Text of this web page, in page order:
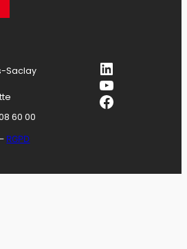
Saclay
60 00
– RGPD
LinkedIn
YouTube
Facebook